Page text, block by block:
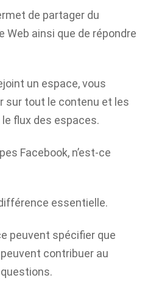
de partager du
Web ainsi que de répondre
un espace, vous
sur tout le contenu et les
flux des espaces.
Facebook, n’est-ce
essentielle.
peuvent spécifier que
contribuer au